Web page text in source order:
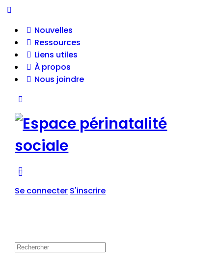
Nouvelles
Ressources
Liens utiles
À propos
Nous joindre
Se connecter S'inscrire